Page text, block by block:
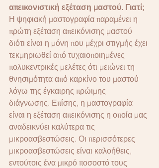
απεικονιστική εξέταση μαστού. Γιατί;
Η ψηφιακή μαστογραφία παραμένει η
πρώτη εξέταση απεικόνισης μαστού
διότι είναι η μόνη που μέχρι στιγμής έχει
τεκμηριωθεί από τυχαιοποιημένες
πολυκεντρικές μελέτες ότι μειώνει τη
θνησιμότητα από καρκίνο του μαστού
λόγω της έγκαιρης πρώιμης
διάγνωσης. Επίσης, η μαστογραφία
είναι η εξέταση απεικόνισης η οποία μας
αναδεικνύει καλύτερα τις
μικροασβεστώσεις. Οι περισσότερες
μικροασβεστώσεις είναι καλοήθεις,
εντούτοις ένα μικρό ποσοστό τους